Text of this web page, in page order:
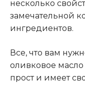
несколько
замечательной
ингредиентов.
Все, что вам
оливковое
прост и имеет